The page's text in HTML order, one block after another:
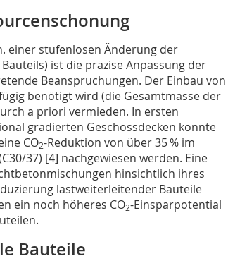
einer stufenlosen Änderung der
ist die präzise Anpassung der
Beanspruchungen. Der Einbau von
benötigt wird (die Gesamtmasse der
a priori vermieden. In ersten
gradierten Geschossdecken konnte
CO2-Reduktion von über 35 % im
37) [4] nachgewiesen werden. Eine
hinsichtlich ihres
lastweiterleitender Bauteile
ein noch höheres CO2-Einsparpotential
Bauteile